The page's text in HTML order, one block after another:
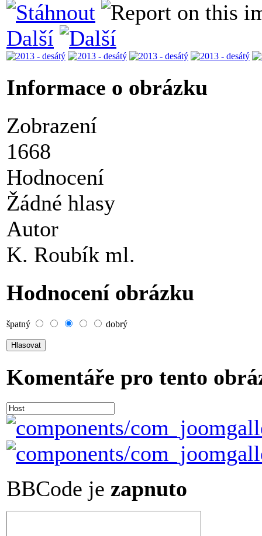
Další
Informace o obrázku
Zobrazení
1668
Hodnocení
Žádné hlasy
Autor
K. Roubík ml.
Hodnocení obrázku
špatný dobrý
Komentáře pro tento
BBCode je zapnuto